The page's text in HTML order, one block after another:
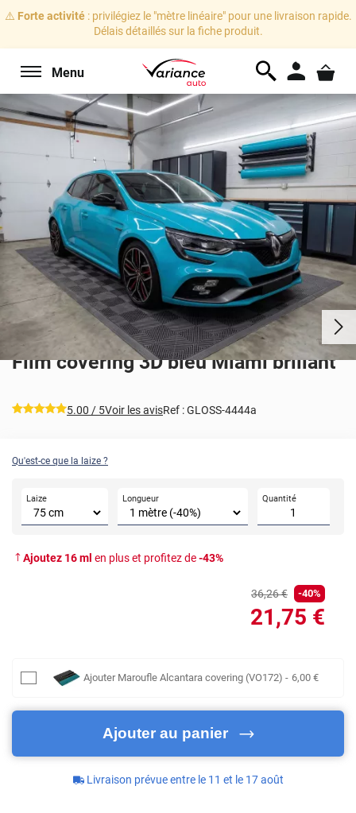
⚠️ Forte activité: privilégiez le "mètre linéaire" pour une livraison rapide.
Délais détaillés sur la fiche produit.
Menu
Film covering 3D bleu Miami brillant
*****
5.00 / 5Voir les avisRef :GLOSS-4444a
Qu'est-ce que la laize ?
Laize Longueur Quantité
Ajoutez 16ml en plus et profitez de-43%
36,26€ -40%
21 ,75 €
Ajouter Maroufle Alcantara covering (VO172) - 6,00 €
Ajouter au panier
Livraison prévue entre le 11 et le 17 août